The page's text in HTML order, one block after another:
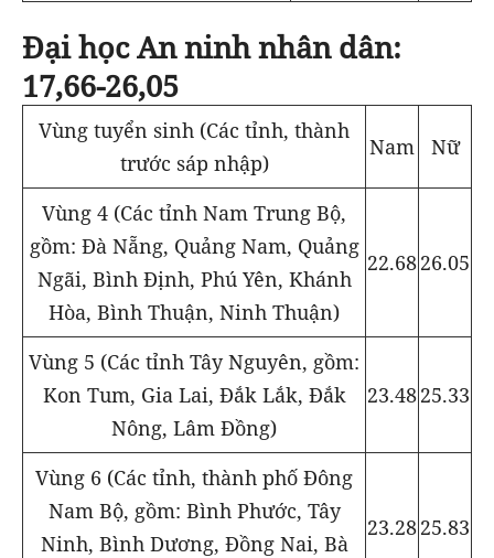
Đại học An ninh nhân dân:
17,66-26,05
Vùng tuyển sinh (Các tỉnh, thành
trước sáp nhập)
Nam Nữ
Vùng 4 (Các tỉnh Nam Trung Bộ,
gồm: Đà Nẵng, Quảng Nam, Quảng
Ngãi, Bình Định, Phú Yên, Khánh
Hòa, Bình Thuận, Ninh Thuận)
22.6826.05
Vùng 5 (Các tỉnh Tây Nguyên, gồm:
Kon Tum, Gia Lai, Đắk Lắk, Đắk
Nông, Lâm Đồng)
23.4825.33
Vùng 6 (Các tỉnh, thành phố Đông
Nam Bộ, gồm: Bình Phước, Tây
Ninh, Bình Dương, Đồng Nai, Bà
23.2825.83